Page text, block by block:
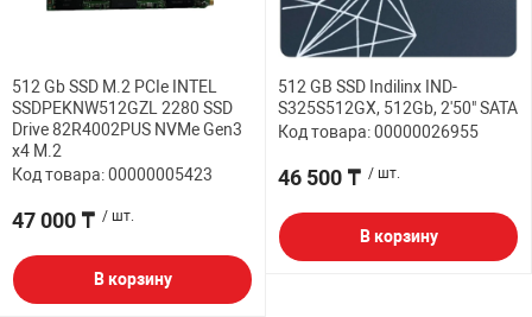
512 Gb SSD M.2 PCIe INTEL
SSDPEKNW512GZL 2280 SSD
Drive 82R4002PUS NVMe Gen3
x4 M.2
Код товара: 00000005423
47 000 ₸ / шт.
В корзину
512 GB SSD Indilinx IND-
S325S512GX, 512Gb, 2'50" SATA
Код товара: 00000026955
46 500 ₸ / шт.
В корзину